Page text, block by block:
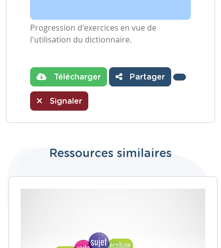
Progression d'exercices en vue de
l'utilisation du dictionnaire.
Télécharger Partager
Signaler
Ressources similaires